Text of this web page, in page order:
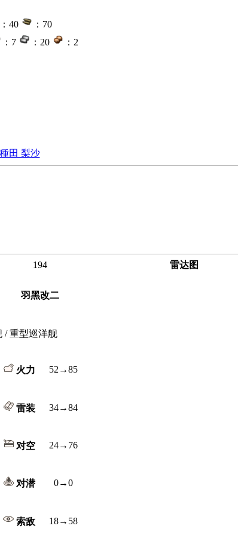
40
：70
：7
：20 ：2
田 梨沙
194 雷达图
羽黑改二
/ 重型巡洋舰
火力 52→85
雷装 34→84
对空 24→76
对潜 0→0
索敌 18→58